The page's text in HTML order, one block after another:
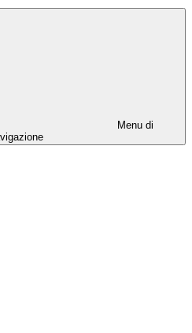
Menu di